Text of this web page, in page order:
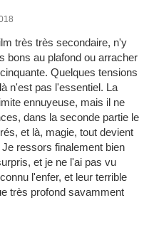
très très secondaire, n'y
bons au plafond ou arracher
Quelques tensions
n'est pas l'essentiel. La
ennuyeuse, mais il ne
dans la seconde partie le
et là, magie, tout devient
ressors finalement bien
et je ne l'ai pas vu
l'enfer, et leur terrible
très profond savamment